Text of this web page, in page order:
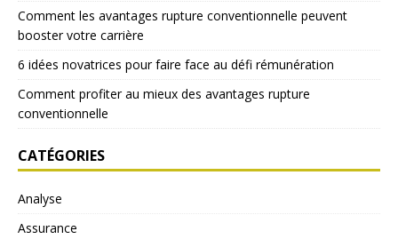
Comment les avantages rupture conventionnelle peuvent
booster votre carrière
6 idées novatrices pour faire face au défi rémunération
Comment profiter au mieux des avantages rupture
conventionnelle
CATÉGORIES
Analyse
Assurance